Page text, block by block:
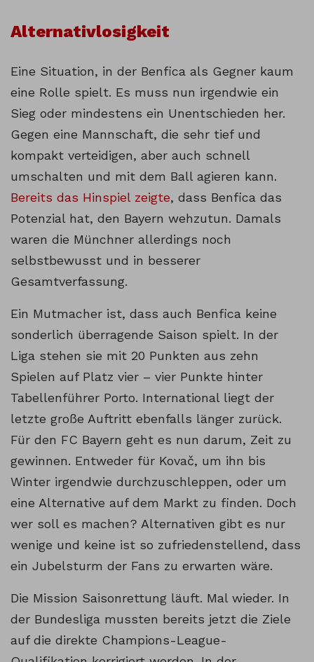
Alternativlosigkeit
Eine Situation, in der Benfica als Gegner kaum
eine Rolle spielt. Es muss nun irgendwie ein
Sieg oder mindestens ein Unentschieden her.
Gegen eine Mannschaft, die sehr tief und
kompakt verteidigen, aber auch schnell
umschalten und mit dem Ball agieren kann.
Bereits das Hinspiel zeigte, dass Benfica das
Potenzial hat, den Bayern wehzutun. Damals
waren die Münchner allerdings noch
selbstbewusst und in besserer
Gesamtverfassung.
Ein Mutmacher ist, dass auch Benfica keine
sonderlich überragende Saison spielt. In der
Liga stehen sie mit 20 Punkten aus zehn
Spielen auf Platz vier – vier Punkte hinter
Tabellenführer Porto. International liegt der
letzte große Auftritt ebenfalls länger zurück.
Für den FC Bayern geht es nun darum, Zeit zu
gewinnen. Entweder für Kovač, um ihn bis
Winter irgendwie durchzuschleppen, oder um
eine Alternative auf dem Markt zu finden. Doch
wer soll es machen? Alternativen gibt es nur
wenige und keine ist so zufriedenstellend, dass
ein Jubelsturm der Fans zu erwarten wäre.
Die Mission Saisonrettung läuft. Mal wieder. In
der Bundesliga mussten bereits jetzt die Ziele
auf die direkte Champions-League-